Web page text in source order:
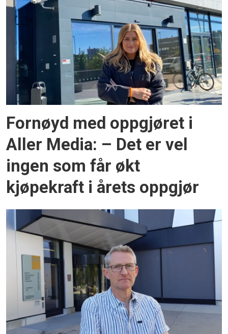
Fornøyd med oppgjøret i
Aller Media: – Det er vel
ingen som får økt
kjøpekraft i årets oppgjør